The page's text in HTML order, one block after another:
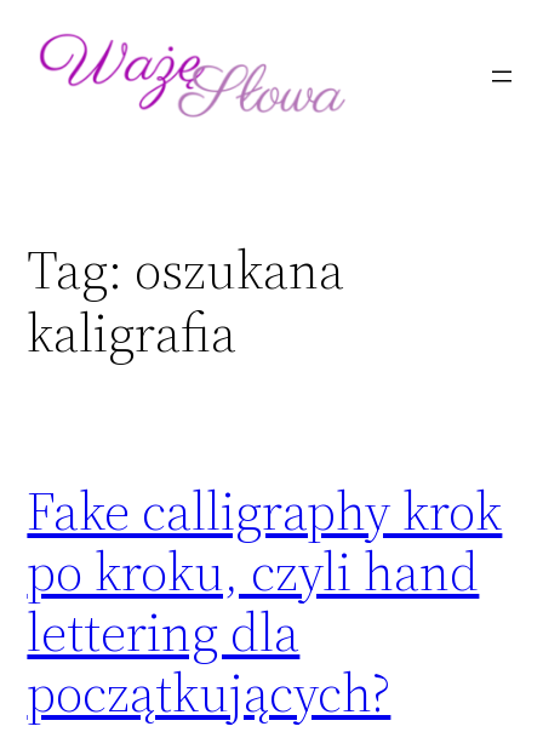
Tag: oszukana
kaligrafia
Fake calligraphy krok
po kroku, czyli hand
lettering dla
początkujących?